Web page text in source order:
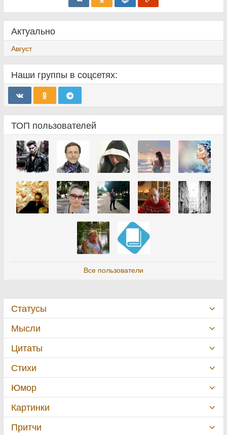
Актуально
Август
Наши группы в соцсетях:
ТОП пользователей
Все пользователи
Статусы
Мысли
Цитаты
Стихи
Юмор
Картинки
Притчи